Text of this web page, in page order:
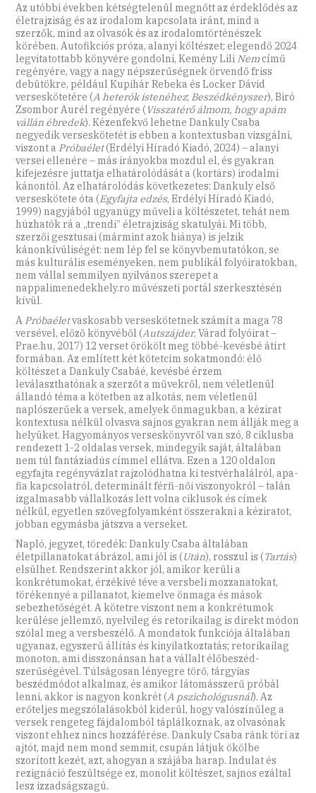
Az utóbbi években kétségtelenül megnőtt az érdeklődés az
életrajziság és az irodalom kapcsolata iránt, mind a
szerzők, mind az olvasók és az irodalomtörténészek
körében. Autofikciós próza, alanyi költészet; elegendő 2024
legvitatottabb könyvére gondolni, Kemény Lili Nemcímű
regényére, vagy a nagy népszerűségnek örvendő friss
debütökre, például Kupihár Rebeka és Locker Dávid
verseskötetére (A heterók istenéhez; Beszédkényszer), Biró
Zsombor Aurél regényére (Visszatérő álmom, hogy apám
vállán ébredek). Kézenfekvő lehetne Dankuly Csaba
negyedik verseskötetét is ebben a kontextusban vizsgálni,
viszont a Próbaélet(Erdélyi Híradó Kiadó, 2024) – alanyi
versei ellenére – más irányokba mozdul el, és gyakran
kifejezésre juttatja elhatárolódását a (kortárs) irodalmi
kánontól. Az elhatárolódás következetes: Dankuly első
verseskötete óta (Egyfajta edzés, Erdélyi Híradó Kiadó,
1999) nagyjából ugyanúgy műveli a költészetet, tehát nem
húzhatók rá a „trendi” életrajziság skatulyái. Mi több,
szerzői gesztusai (mármint azok hiánya) is jelzik
kánonkívüliségét: nem lép fel se könyvbemutatókon, se
más kulturális eseményeken, nem publikál folyóiratokban,
nem vállal semmilyen nyilvános szerepet a
nappalimenedekhely.ro művészeti portál szerkesztésén
kívül.
A Próbaéletvaskosabb verseskötetnek számít a maga 78
versével, előző könyvéből (Autszájder, Várad folyóirat –
Prae.hu, 2017) 12 verset örökölt meg többé-kevésbé átírt
formában. Az említett két kötetcím sokatmondó: élő
költészet a Dankuly Csabáé, kevésbé érzem
leválaszthatónak a szerzőt a művekről, nem véletlenül
állandó téma a kötetben az alkotás, nem véletlenül
naplószerűek a versek, amelyek önmagukban, a kézirat
kontextusa nélkül olvasva sajnos gyakran nem állják meg a
helyüket. Hagyományos verseskönyvről van szó, 8 ciklusba
rendezett 1-2 oldalas versek, mindegyik saját, általában
nem túl fantáziadús címmel ellátva. Ezen a 120 oldalon
egyfajta regényvázlat rajzolódhatna ki testvérhalálról, apa-
fia kapcsolatról, determinált férfi-női viszonyokról – talán
izgalmasabb vállalkozás lett volna ciklusok és címek
nélkül, egyetlen szövegfolyamként összerakni a kéziratot,
jobban egymásba játszva a verseket.
Napló, jegyzet, töredék: Dankuly Csaba általában
életpillanatokat ábrázol, ami jól is (Után), rosszul is (Tartás)
elsülhet. Rendszerint akkor jól, amikor kerüli a
konkrétumokat, érzékivé téve a versbeli mozzanatokat,
törékennyé a pillanatot, kiemelve önmaga és mások
sebezhetőségét. A kötetre viszont nem a konkrétumok
kerülése jellemző, nyelvileg és retorikailag is direkt módon
szólal meg a versbeszélő. A mondatok funkciója általában
ugyanaz, egyszerű állítás és kinyilatkoztatás; retorikailag
monoton, ami disszonánsan hat a vállalt élőbeszéd-
szerűségével. Túlságosan lényegre törő, tárgyias
beszédmódot alkalmaz, és amikor látomásszerű próbál
lenni, akkor is nagyon konkrét (A pszichológusnál). Az
erőteljes megszólalásokból kiderül, hogy valószínűleg a
versek rengeteg fájdalomból táplálkoznak, az olvasónak
viszont ehhez nincs hozzáférése. Dankuly Csaba ránk töri az
ajtót, majd nem mond semmit, csupán látjuk ökölbe
szorított kezét, azt, ahogyan a szájába harap. Indulat és
rezignáció feszültsége ez, monolit költészet, sajnos ezáltal
lesz izzadságszagú.